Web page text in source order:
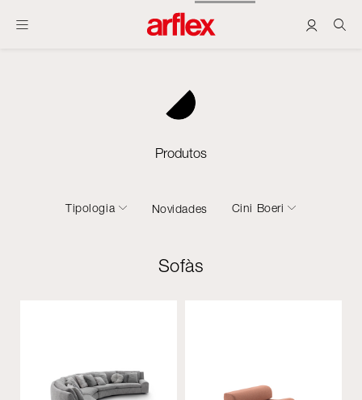
Produtos
Tipologia Novidades Cini Boeri
Sofàs